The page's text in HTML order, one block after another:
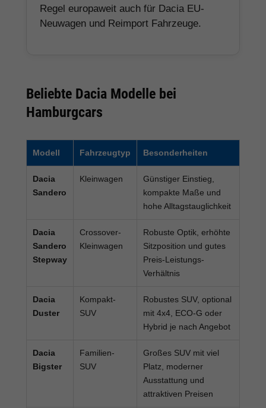
Regel europaweit auch für Dacia EU-
Neuwagen und Reimport Fahrzeuge.
Beliebte Dacia Modelle bei
Hamburgcars
Modell Fahrzeugtyp Besonderheiten
Dacia
Sandero
Kleinwagen
Günstiger Einstieg,
kompakte Maße und
hohe Alltagstauglichkeit
Dacia
Sandero
Stepway
Crossover-
Kleinwagen
Robuste Optik, erhöhte
Sitzposition und gutes
Preis-Leistungs-
Verhältnis
Dacia
Duster
Kompakt-
SUV
Robustes SUV, optional
mit 4x4, ECO-G oder
Hybrid je nach Angebot
Dacia
Bigster
Familien-
SUV
Großes SUV mit viel
Platz, moderner
Ausstattung und
attraktiven Preisen